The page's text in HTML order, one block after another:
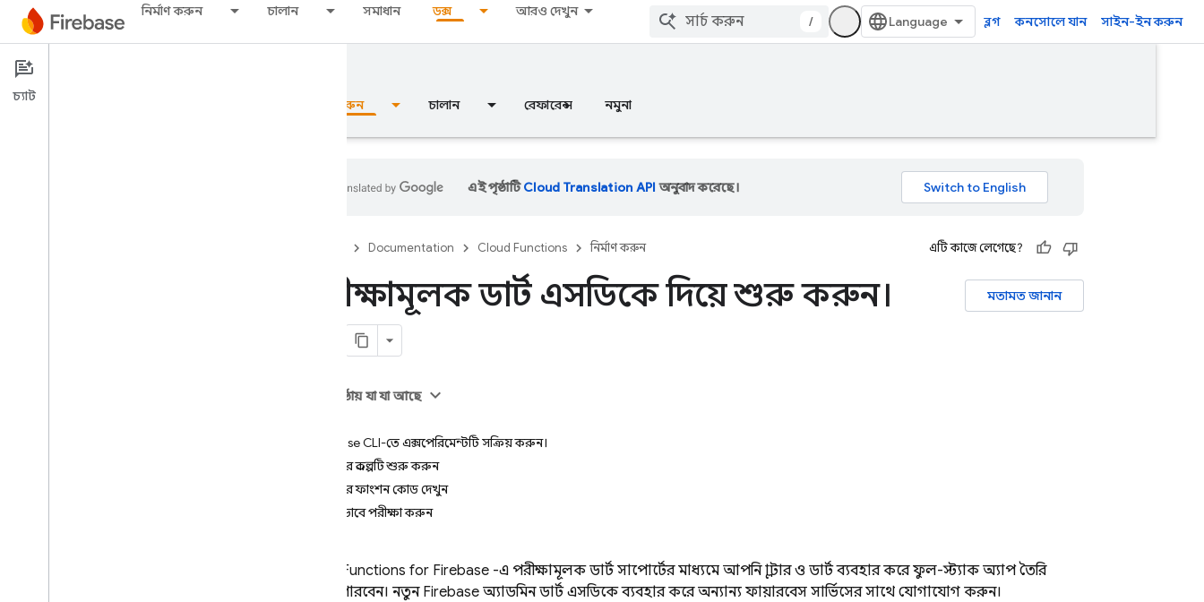
নির্মাণ করুন চালান সমাধান ডক্স আরও দেখুন
/ ব্লগ কনসোলে যান সাইন-ইন করুন
Documentation
ওভারভিউ নির্মাণ করুন চালান রেফারেন্স নমুনা
এই পৃষ্ঠাটিCloud Translation API অনুবাদ করেছে।
Documentation Cloud Functions নির্মাণ করুন এটি কাজে লেগেছে?
মতামত জানান
পরীক্ষামূলক ডার্ট এসডিকে দিয়ে শুরু করুন।
এই পৃষ্ঠায় যা যা আছে
Firebase CLI-তে এক্সপেরিমেন্টটি সক্রিয় করুন।
আপনার প্রকল্পটি শুরু করুন
আপনার ফাংশন কোড দেখুন
স্থানীয়ভাবে পরীক্ষা করুন
Cloud Functions for Firebase -এ পরীক্ষামূলক ডার্ট সাপোর্টের মাধ্যমে আপনি ফ্লাটার ও ডার্ট ব্যবহার করে ফুল-স্ট্যাক অ্যাপ তৈরি
করতে পারবেন। নতুন Firebase অ্যাডমিন ডার্ট এসডিকে ব্যবহার করে অন্যান্য ফায়ারবেস সার্ভিসের সাথে যোগাযোগ করুন।
চ্যাট